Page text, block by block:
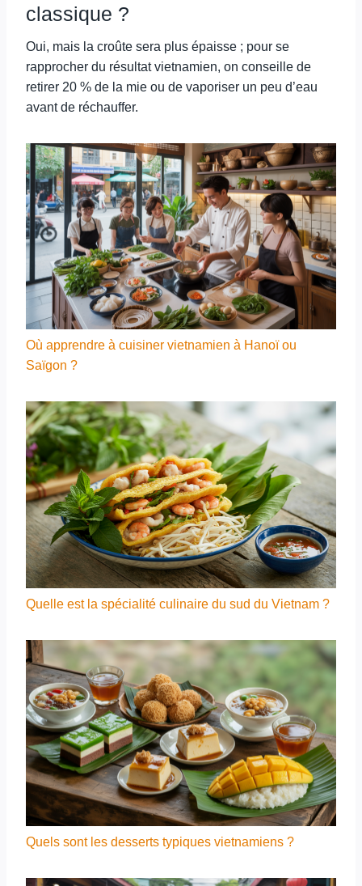
classique ?
Oui, mais la croûte sera plus épaisse ; pour se
rapprocher du résultat vietnamien, on conseille de
retirer 20 % de la mie ou de vaporiser un peu d’eau
avant de réchauffer.
Où apprendre à cuisiner vietnamien à Hanoï ou
Saïgon ?
Quelle est la spécialité culinaire du sud du Vietnam ?
Quels sont les desserts typiques vietnamiens ?